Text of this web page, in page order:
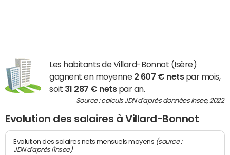
Les habitants de Villard-Bonnot (Isère)
gagnent en moyenne 2 607 € netspar mois,
soit 31 287 € netspar an.
Source : calculs JDN d'après données Insee, 2022
Evolution des salaires à Villard-Bonnot
Evolution des salaires nets mensuels moyens (source :
JDN d'après l'Insee)